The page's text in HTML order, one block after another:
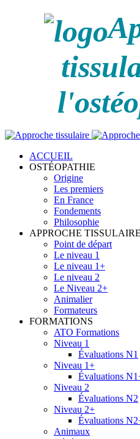
ACCUEIL
OSTÉOPATHIE
Origine
Les premiers
En France
Fondements
Philosophie
APPROCHE TISSULAIRE
Point de départ
Le niveau 1
Le niveau 1+
Le niveau 2
Le Niveau 2+
Animalier
Formateurs
FORMATIONS
ATO Formations
Niveau 1
Évaluations N1
Niveau 1+
Évaluations
Niveau 2
Évaluations N2
Niveau 2+
Évaluations
Animaux